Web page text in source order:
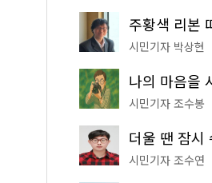
시민기자 박상현
시민기자 조수봉
시민기자 조수연